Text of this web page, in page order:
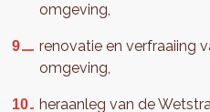
omgeving,
renovatie en verfraaiing
omgeving,
heraanleg van de